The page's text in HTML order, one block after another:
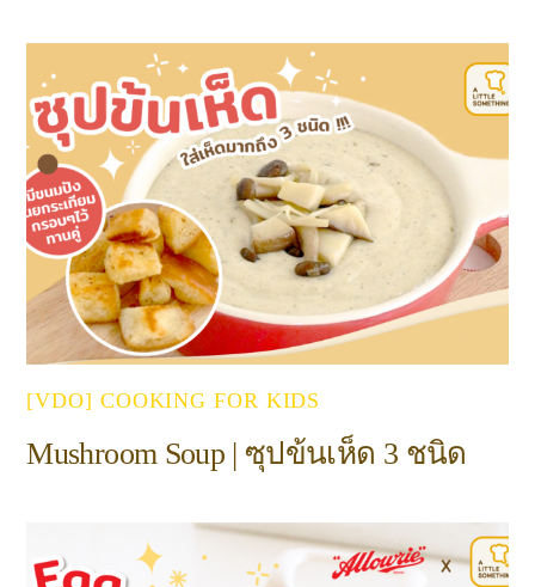
[VDO] COOKING FOR KIDS
Mushroom Soup | ซุปข้นเห็ด 3 ชนิด